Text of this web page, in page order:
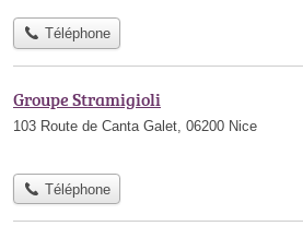
Téléphone
Groupe Stramigioli
103 Route de Canta Galet, 06200 Nice
Téléphone